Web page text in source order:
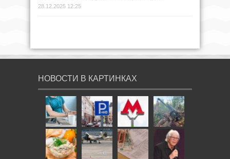
28.12.2025 12:25
НОВОСТИ В КАРТИНКАХ